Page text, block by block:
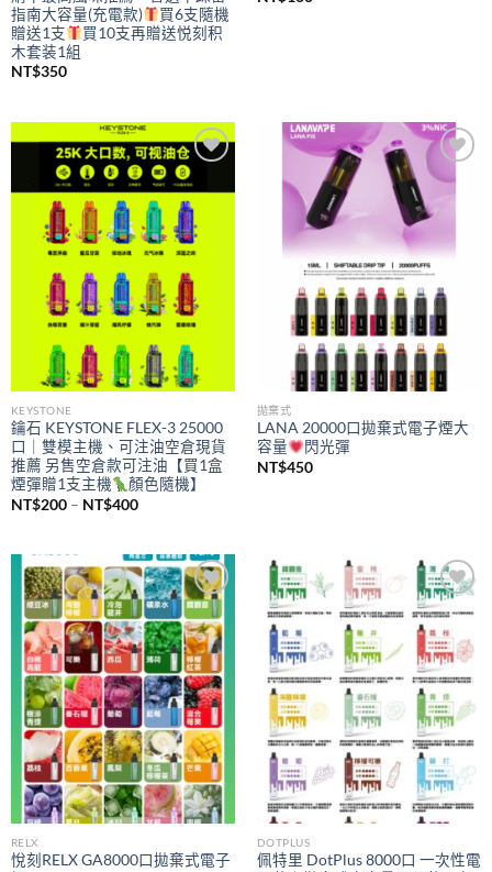
指南大容量(充電款)
買6支隨機
贈送1支
買10支再贈送悦刻积
木套装1組
NT$350
Add to
wishlist
KEYSTONE
鑰石 KEYSTONE FLEX-3 25000
口｜雙模主機、可注油空倉現貨
推薦 另售空倉款可注油【買1盒
煙彈贈1支主機
顏色隨機】
NT$200 – NT$400價
NT$200
到
NT$400
Add to
wishlist
拋棄式
LANA 20000口拋棄式電子煙大
容量
閃光彈
NT$450
Add to
wishlist
RELX
悅刻RELX GA8000口拋棄式電子
Add to
DOTPLUS
佩特里 DotPlus 8000口 一次性電